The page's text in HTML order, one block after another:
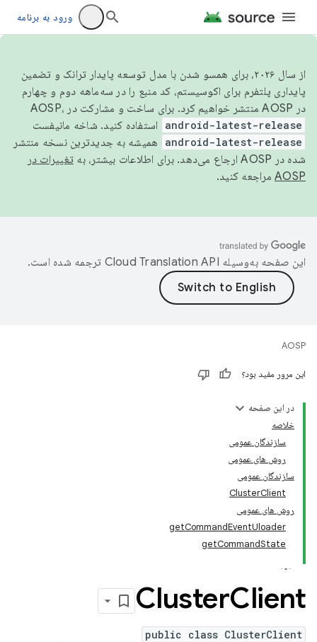
ورود به برنامه
از سال ۲۰۲۶، برای همسو شدن با مدل توسعه پایدار ترانک و تضمین
پایداری پلتفرم برای اکوسیستم، کد منبع را در سه‌ماهه دوم و چهارم
در AOSP منتشر خواهیم کرد. برای ساخت و مشارکت در AOSP،
android-latest-release استفاده کنید. شاخه مانیفست
android-latest-release
همیشه به جدیدترین نسخه منتشر
شده در AOSP ارجاع می‌دهد. برای اطلاعات بیشتر، به
تغییرات در
AOSP مراجعه کنید.
این صفحه به‌وسیله ترجمه شده است.
AOSP
این مرور مفید بود؟
در این صفحه
خلاصه
سازندگان عمومی
روش های عمومی
سازندگان عمومی
ClusterClient
روش های عمومی
getCommandEventUloader
getCommandState
ClusterClient
public class ClusterClient